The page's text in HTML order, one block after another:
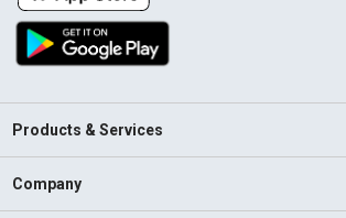
Products & Services
Company